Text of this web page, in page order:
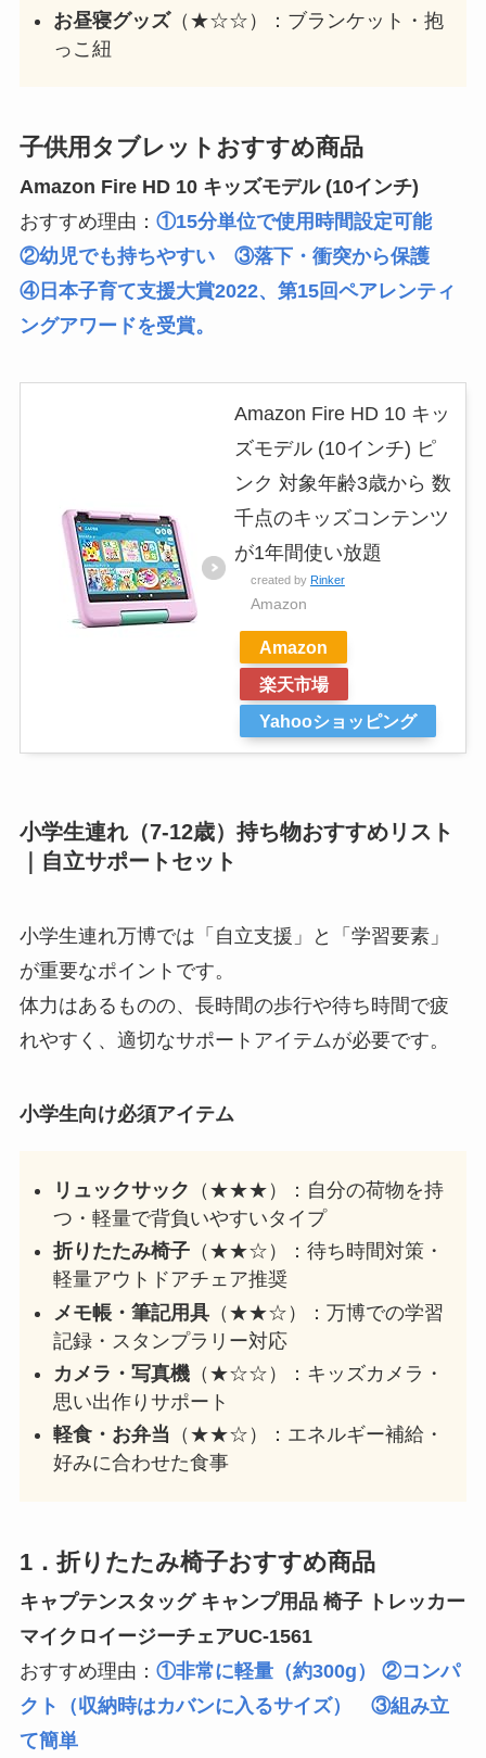
お昼寝グッズ（★☆☆）：ブランケット・抱
っこ紐
子供用タブレットおすすめ商品
Amazon Fire HD 10 キッズモデル (10インチ)
おすすめ理由： ①15分単位で使用時間設定可能
②幼児でも持ちやすい ③落下・衝突から保護
④日本子育て支援大賞2022、第15回ペアレンティ
ングアワードを受賞。
Amazon Fire HD 10 キッ
ズモデル (10インチ) ピ
ンク 対象年齢3歳から 数
千点のキッズコンテンツ
が1年間使い放題
created by Rinker
Amazon
Amazon
楽天市場
Yahooショッピング
小学生連れ（7-12歳）持ち物おすすめリスト
｜自立サポートセット
小学生連れ万博では「自立支援」と「学習要素」
が重要なポイントです。
体力はあるものの、長時間の歩行や待ち時間で疲
れやすく、適切なサポートアイテムが必要です。
小学生向け必須アイテム
リュックサック
（★★★）：自分の荷物を持
つ・軽量で背負いやすいタイプ
折りたたみ椅子 （★★☆）：待ち時間対策・
軽量アウトドアチェア推奨
メモ帳・筆記用具 （★★☆）：万博での学習
記録・スタンプラリー対応
カメラ・写真機 （★☆☆）：キッズカメラ・
思い出作りサポート
軽食・お弁当
（★★☆）：エネルギー補給・
好みに合わせた食事
1．折りたたみ椅子おすすめ商品
キャプテンスタッグ キャンプ用品 椅子 トレッカー
マイクロイージーチェアUC-1561
おすすめ理由： ①非常に軽量（約300g） ②コンパ
クト（収納時はカバンに入るサイズ） ③組み立
て簡単